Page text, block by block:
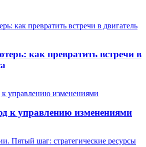
как превратить встречи в
к управлению изменениями